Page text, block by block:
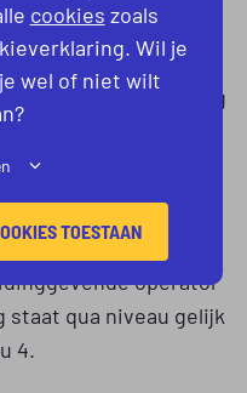
werkend
een mbo-opleiding
niveau 3.
operator
staat qua niveau gelijk
4.
cookies zoals
Wil je
wel of niet wilt
TOESTAAN